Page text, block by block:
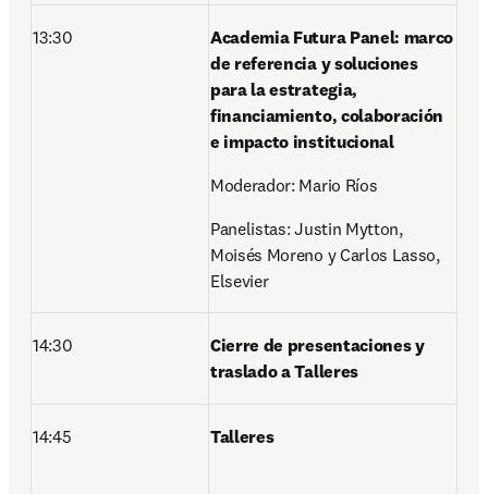
13:30
Academia Futura Panel: marco
de referencia y soluciones
para la estrategia,
financiamiento, colaboración
e impacto institucional
Moderador: Mario Ríos
Panelistas: Justin Mytton,
Moisés Moreno y Carlos Lasso,
Elsevier
14:30
Cierre de presentaciones y
traslado a Talleres
14:45 Talleres